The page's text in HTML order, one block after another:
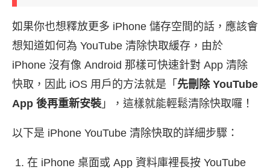
如果你也想釋放更多 iPhone 儲存空間的話，應該會
想知道如何為 YouTube 清除快取緩存，由於
iPhone 沒有像 Android 那樣可快速針對 App 清除
快取，因此 iOS 用戶的方法就是「 先刪除 YouTube
App 後再重新安裝 」，這樣就能輕鬆清除快取囉！
以下是 iPhone YouTube 清除快取的詳細步驟：
在 iPhone 桌面或 App 資料庫裡長按 YouTube